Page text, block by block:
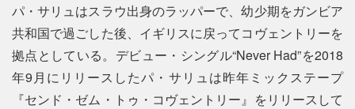
パ・サリュはスラウ出身のラッパーで、幼少期をガンビア
共和国で過ごした後、イギリスに戻ってコヴェントリーを
拠点としている。デビュー・シングル“Never Had”を2018
年9月にリリースしたパ・サリュは昨年ミックステープ
『センド・ゼム・トゥ・コヴェントリー』をリリースして